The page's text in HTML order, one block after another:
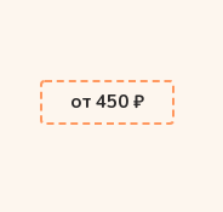
от 450 ₽